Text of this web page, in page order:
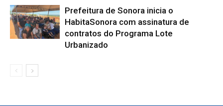
Prefeitura de Sonora inicia o
HabitaSonora com assinatura de
contratos do Programa Lote
Urbanizado